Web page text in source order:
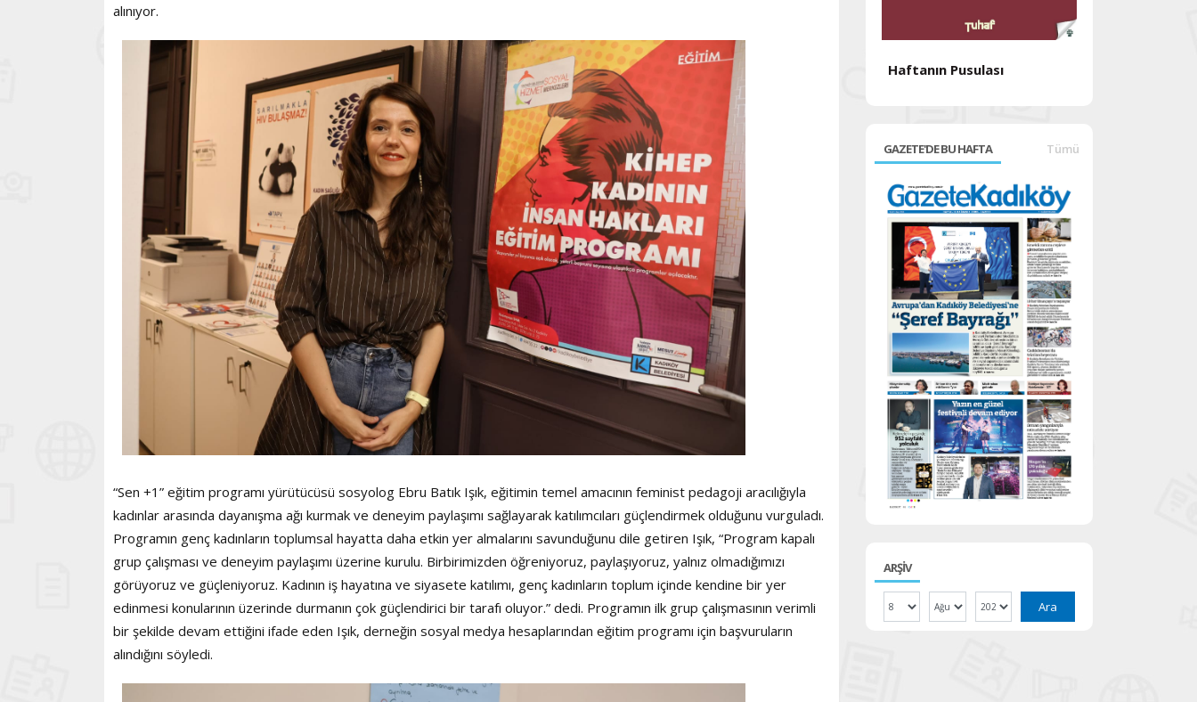
alınıyor.
“Sen +1” eğitim programı yürütücüsü sosyolog Ebru Batık Işık, eğitimin temel amacının feminist pedagoji aracılığıyla
kadınlar arasında dayanışma ağı kurmak ve deneyim paylaşımı sağlayarak katılımcıları güçlendirmek olduğunu vurguladı.
Programın genç kadınların toplumsal hayatta daha etkin yer almalarını savunduğunu dile getiren Işık, “Program kapalı
grup çalışması ve deneyim paylaşımı üzerine kurulu. Birbirimizden öğreniyoruz, paylaşıyoruz, yalnız olmadığımızı
görüyoruz ve güçleniyoruz. Kadının iş hayatına ve siyasete katılımı, genç kadınların toplum içinde kendine bir yer
edinmesi konularının üzerinde durmanın çok güçlendirici bir tarafı oluyor.” dedi. Programın ilk grup çalışmasının verimli
bir şekilde devam ettiğini ifade eden Işık, derneğin sosyal medya hesaplarından eğitim programı için başvuruların
alındığını söyledi.
Haftanın Sinevizyonu Haftanın Pusulası
Haftanın Pusulası
GAZETE'DE BU HAFTA Tümü
ARŞİV
Ara